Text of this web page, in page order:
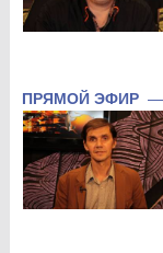
ПРЯМОЙ ЭФИР